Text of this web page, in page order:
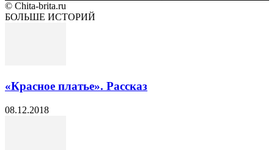
© Chita-brita.ru
БОЛЬШЕ ИСТОРИЙ
«Красное платье». Рассказ
08.12.2018